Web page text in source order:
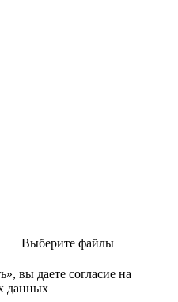
Выберите файлы
вы даете согласие на
данных